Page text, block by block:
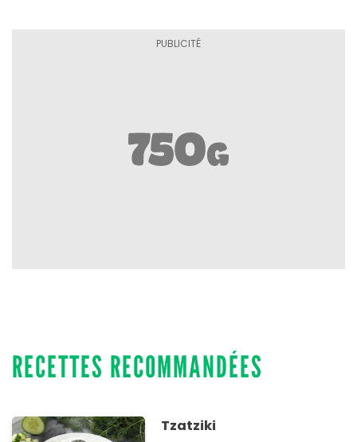
RECETTES RECOMMANDÉES
Tzatziki